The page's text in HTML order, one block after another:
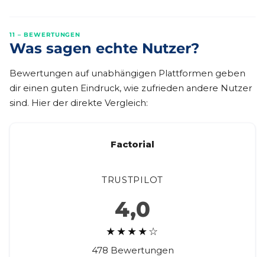
11 – BEWERTUNGEN
Was sagen echte Nutzer?
Bewertungen auf unabhängigen Plattformen geben
dir einen guten Eindruck, wie zufrieden andere Nutzer
sind. Hier der direkte Vergleich:
Factorial
TRUSTPILOT
4,0
★★★★☆
478 Bewertungen